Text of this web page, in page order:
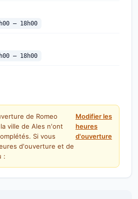
— 18h00
— 18h00
de Romeo
ville de Ales n'ont
Si vous
d'ouverture et de
:
Modifier les
heures
d'ouverture